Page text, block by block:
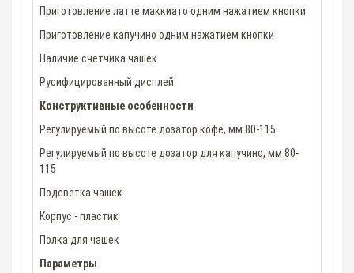
Приготовление латте маккиато одним нажатием кнопки
Приготовление капучино одним нажатием кнопки
Наличие счетчика чашек
Русифицированный дисплей
Конструктивные особенности
Регулируемый по высоте дозатор кофе, мм 80-115
Регулируемый по высоте дозатор для капучино, мм 80-
115
Подсветка чашек
Корпус - пластик
Полка для чашек
Параметры